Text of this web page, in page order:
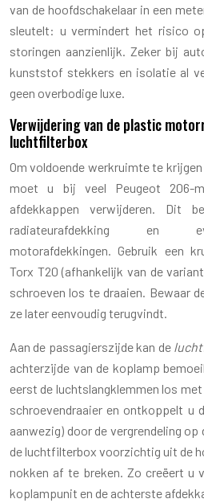
van de hoofdschakelaar in een
sleutelt: u vermindert het risico
storingen aanzienlijk. Zeker bij
kunststof stekkers en isolatie al
geen overbodige luxe.
Verwijdering van de plastic
luchtfilterbox
Om voldoende werkruimte te
moet u bij veel Peugeot 206-
afdekkappen verwijderen. Dit
radiateurafdekking en
motorafdekkingen. Gebruik een
Torx T20 (afhankelijk van de
schroeven los te draaien. Bewaar
ze later eenvoudig terugvindt.
Aan de passagierszijde kan de
achterzijde van de koplamp
eerst de luchtslangklemmen los
schroevendraaier en ontkoppelt u
aanwezig) door de vergrendeling
de luchtfilterbox voorzichtig uit de
nokken af te breken. Zo creëert u
koplampunit en de achterste